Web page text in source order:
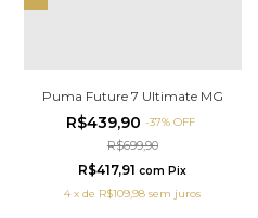
Puma Future 7 Ultimate MG
R$439,90 -37% OFF
R$699,90
R$417,91com Pix
4 xde R$109,98 sem juros